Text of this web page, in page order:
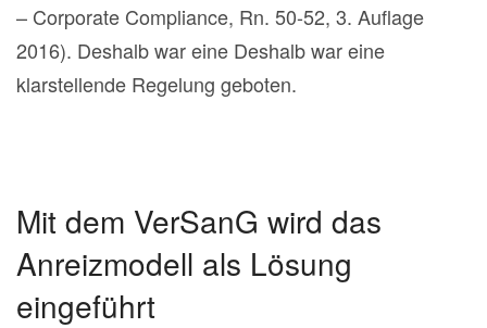
– Corporate Compliance, Rn. 50-52, 3. Auflage
2016). Deshalb war eine Deshalb war eine
klarstellende Regelung geboten.
Mit dem VerSanG wird das
Anreizmodell als Lösung
eingeführt